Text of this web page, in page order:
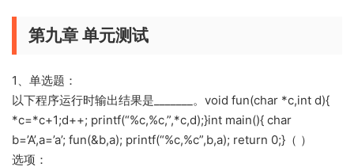
第九章 单元测试
1、单选题：
以下程序运行时输出结果是_______。void fun(char *c,int d){
*c=*c+1;d++; printf(“%c,%c,”,*c,d);}int main(){ char
b=’A’,a=’a’; fun(&b,a); printf(“%c,%c”,b,a); return 0;}（ ）
选项：